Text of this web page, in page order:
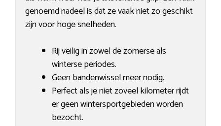
genoemd nadeel is dat ze vaak niet zo geschikt
zijn voor hoge snelheden.
Rij veilig in zowel de zomerse als
winterse periodes.
Geen bandenwissel meer nodig.
Perfect als je niet zoveel kilometer rijdt
er geen wintersportgebieden worden
bezocht.